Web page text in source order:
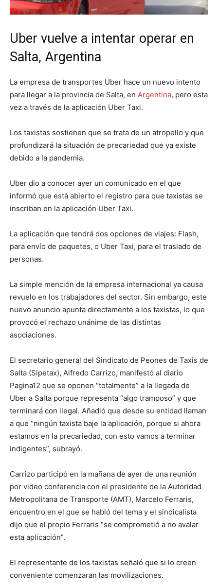
Uber vuelve a intentar operar en
Salta, Argentina
La empresa de transportes Uber hace un nuevo intento
para llegar a la provincia de Salta, en Argentina, pero esta
vez a través de la aplicación Uber Taxi.
Los taxistas sostienen que se trata de un atropello y que
profundizará la situación de precariedad que ya existe
debido a la pandemia.
Uber dio a conocer ayer un comunicado en el que
informó que está abierto el registro para que taxistas se
inscriban en la aplicación Uber Taxi.
La aplicación que tendrá dos opciones de viajes: Flash,
para envío de paquetes, o Uber Taxi, para el traslado de
personas.
La simple mención de la empresa internacional ya causa
revuelo en los trabajadores del sector. Sin embargo, este
nuevo anuncio apunta directamente a los taxistas, lo que
provocó el rechazo unánime de las distintas
asociaciones.
El secretario general del Sindicato de Peones de Taxis de
Salta (Sipetax), Alfredo Carrizo, manifestó al diario
Pagina12 que se oponen “totalmente” a la llegada de
Uber a Salta porque representa “algo tramposo” y que
terminará con ilegal. Añadió que desde su entidad llaman
a que “ningún taxista baje la aplicación, porque si ahora
estamos en la precariedad, con esto vamos a terminar
indigentes”, subrayó.
Carrizo participó en la mañana de ayer de una reunión
por video conferencia con el presidente de la Autoridad
Metropolitana de Transporte (AMT), Marcelo Ferraris,
encuentro en el que se habló del tema y el sindicalista
dijo que el propio Ferraris “se comprometió a no avalar
esta aplicación”.
El representante de los taxistas señaló que si lo creen
conveniente comenzaran las movilizaciones.